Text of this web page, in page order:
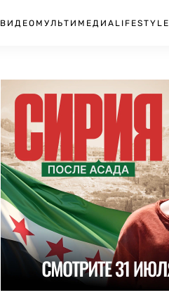
ВИДЕО МУЛЬТИМЕДИА LIFESTYLE